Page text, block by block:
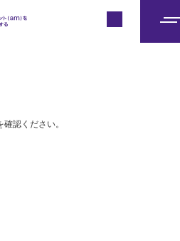
認ください。